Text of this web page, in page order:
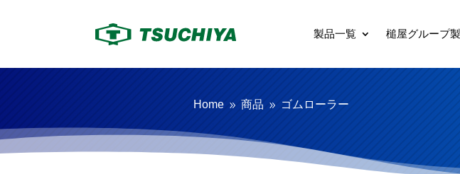
製品一覧 槌屋グループ
Home 9 商品 9 ゴムローラー